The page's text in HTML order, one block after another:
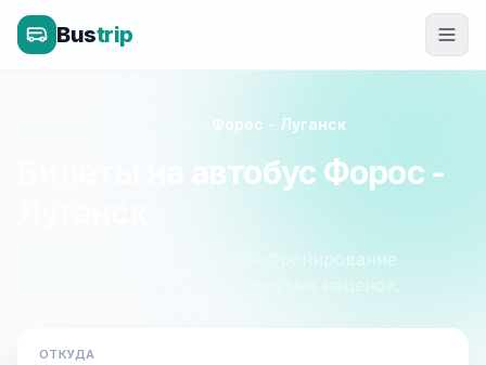
Bustrip
Форос - Луганск
Билеты на автобус Форос -
Расписание, цены и онлайн-бронирование.
Оплата при посадке, без скрытых наценок.
ОТКУДА